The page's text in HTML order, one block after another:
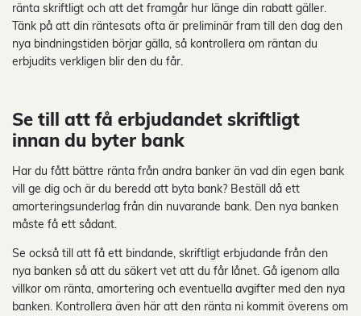
ränta skriftligt och att det framgår hur länge din rabatt gäller.
Tänk på att din räntesats ofta är preliminär fram till den dag den
nya bindningstiden börjar gälla, så kontrollera om räntan du
erbjudits verkligen blir den du får.
Se till att få erbjudandet skriftligt
innan du byter bank
Har du fått bättre ränta från andra banker än vad din egen bank
vill ge dig och är du beredd att byta bank? Beställ då ett
amorteringsunderlag från din nuvarande bank. Den nya banken
måste få ett sådant.
Se också till att få ett bindande, skriftligt erbjudande från den
nya banken så att du säkert vet att du får lånet. Gå igenom alla
villkor om ränta, amortering och eventuella avgifter med den nya
banken. Kontrollera även här att den ränta ni kommit överens om